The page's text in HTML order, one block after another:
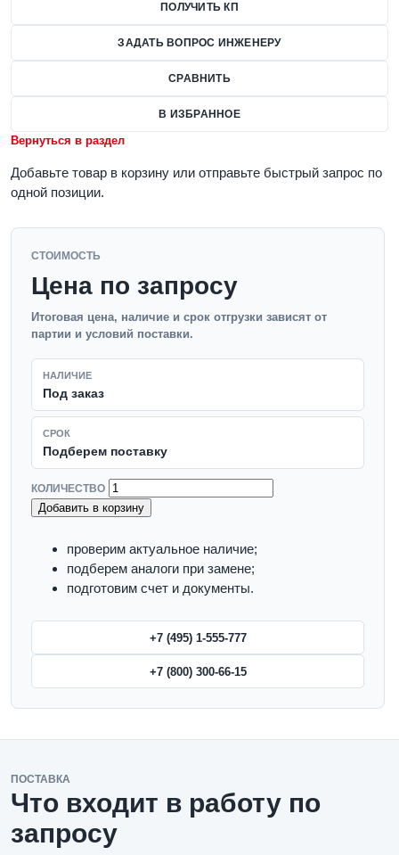
ПОЛУЧИТЬ КП
ЗАДАТЬ ВОПРОС ИНЖЕНЕРУ
СРАВНИТЬ
В ИЗБРАННОЕ
Вернуться в раздел
Добавьте товар в корзину или отправьте быстрый запрос по
одной позиции.
СТОИМОСТЬ
Цена по запросу
Итоговая цена, наличие и срок отгрузки зависят от
партии и условий поставки.
НАЛИЧИЕ
Под заказ
СРОК
Подберем поставку
КОЛИЧЕСТВО
Добавить в корзину
проверим актуальное наличие;
подберем аналоги при замене;
подготовим счет и документы.
+7 (495) 1-555-777
+7 (800) 300-66-15
ПОСТАВКА
Что входит в работу по
запросу